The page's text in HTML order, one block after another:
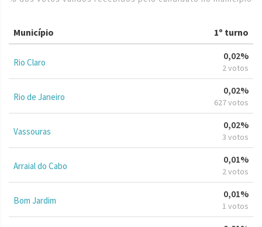
Município 1º turno
Rio Claro
0,02%
2 votos
Rio de Janeiro
0,02%
627 votos
Vassouras
0,02%
3 votos
Arraial do Cabo
0,01%
2 votos
Bom Jardim
0,01%
1 votos